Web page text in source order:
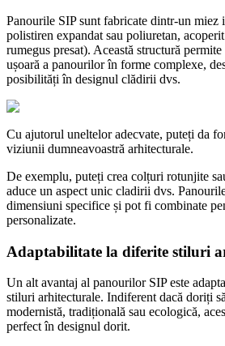
Panourile SIP sunt fabricate dintr-un miez
polistiren expandat sau poliuretan,
rumegus presat). Această structură permite
ușoară a panourilor în forme complexe,
posibilități în designul clădirii dvs.
Cu ajutorul uneltelor adecvate, puteți da
viziunii dumneavoastră arhitecturale.
De exemplu, puteți crea colțuri rotunjite
aduce un aspect unic cladirii dvs.
dimensiuni specifice și pot fi combinate
personalizate.
Adaptabilitate la diferite stiluri
Un alt avantaj al panourilor SIP este
stiluri arhitecturale. Indiferent dacă doriți
modernistă, tradițională sau ecologică,
perfect în designul dorit.